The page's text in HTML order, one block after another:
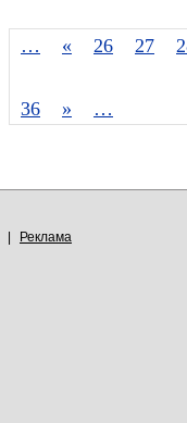
… « 26 27
36 » …
Реклама